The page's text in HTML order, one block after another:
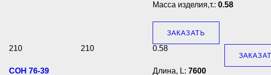
Масса изделия,т.: 0.58
ЗАКАЗАТЬ
210 210 0.58
СОН 76-39 Длина, L: 7600